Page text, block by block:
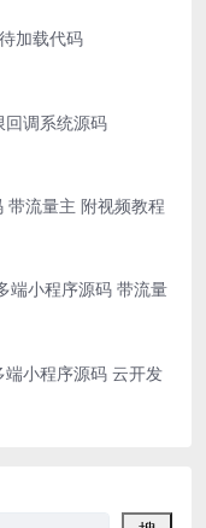
加载代码
回调系统源码
带流量主 附视频教程
端小程序源码 带流量
小程序源码 云开发